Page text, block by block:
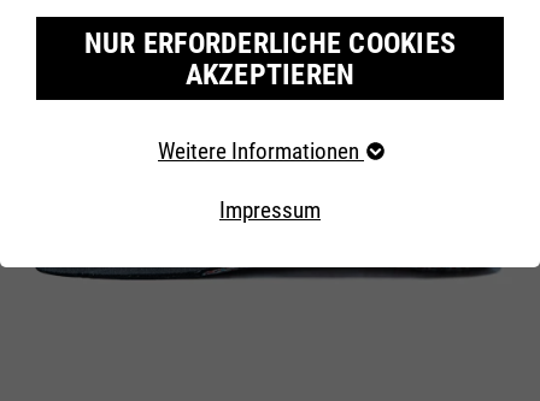
NUR ERFORDERLICHE COOKIES
AKZEPTIEREN
Erforderliche Cookies
der Webseite benötigt. Dadurch ist gewährleistet, dass
die Webseite einwandfrei funktioniert..
Weitere Informationen
Impressum